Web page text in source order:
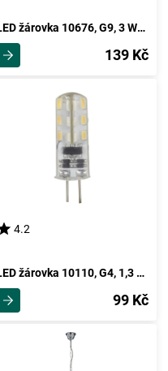
LED žárovka 10676, G9, 3 Watt
139 Kč
4.2
LED žárovka 10110, G4, 1,3 Watt
99 Kč